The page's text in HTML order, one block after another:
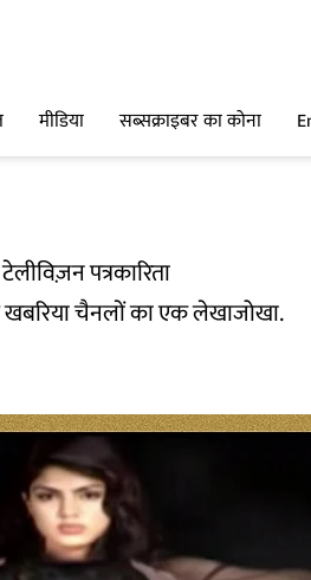
मीडिया सब्सक्राइबर का कोना
पत्रकारिता
चैनलों का एक लेखाजोखा.